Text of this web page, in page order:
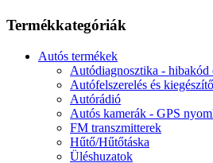
Termékkategóriák
Autós termékek
Autódiagnosztika - hibakód
Autófelszerelés és
Autórádió
Autós kamerák - GPS
FM transzmitterek
Hűtő/Hűtőtáska
Üléshuzatok